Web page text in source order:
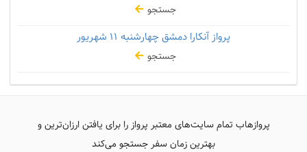
جستجو
پرواز آنکارا دمشق چهارشنبه
جستجو
پروازهاب تمام سایت‌های معتبر پرواز را برای یافتن ارزان‌ترین و
بهترین زمان سفر جستجو می‌کند